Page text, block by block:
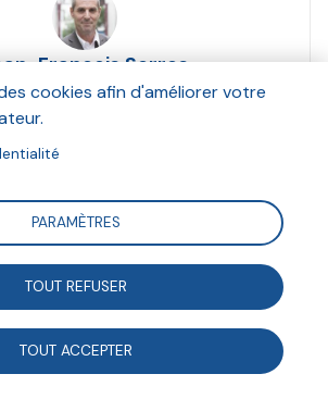
François Serres
Septembre 2018
contre l’isolement des
(Monalisa) expérimente un nouveau
fraternité : l’« Équipe citoyenne ».
pour un engagement souple,
cookies afin d'améliorer votre
PARAMÈTRES
TOUT REFUSER
TOUT ACCEPTER